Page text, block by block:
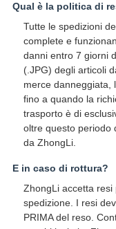
Qual è la politica di
Tutte le spedizioni
complete e
danni entro 7 giorni
(.JPG) degli articoli
merce danneggiata,
fino a quando la
trasporto è di
oltre questo periodo
da ZhongLi.
E in caso di rottura?
ZhongLi accetta
spedizione. I resi
PRIMA del reso.